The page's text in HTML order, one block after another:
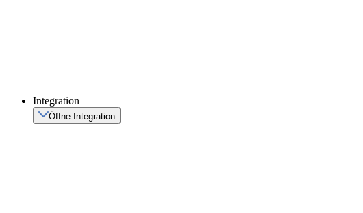
Integration
Öffne Integration